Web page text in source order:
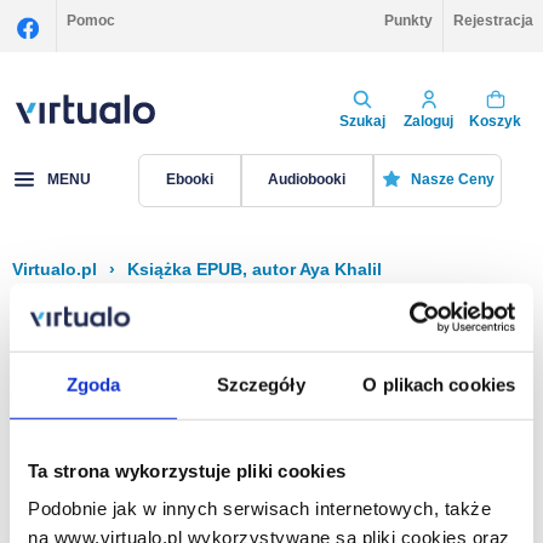
Zgoda Szczegóły O plikach cookies
Ta strona wykorzystuje pliki cookies
Podobnie jak w innych serwisach internetowych, także
na www.virtualo.pl wykorzystywane są pliki cookies oraz
Pomoc Punkty Rejestracja
Szukaj Zaloguj Koszyk
MENU Ebooki Audiobooki Nasze Ceny
Virtualo.pl › Książka EPUB, autor Aya Khalil
Filtruj Sortuj
Na stronie